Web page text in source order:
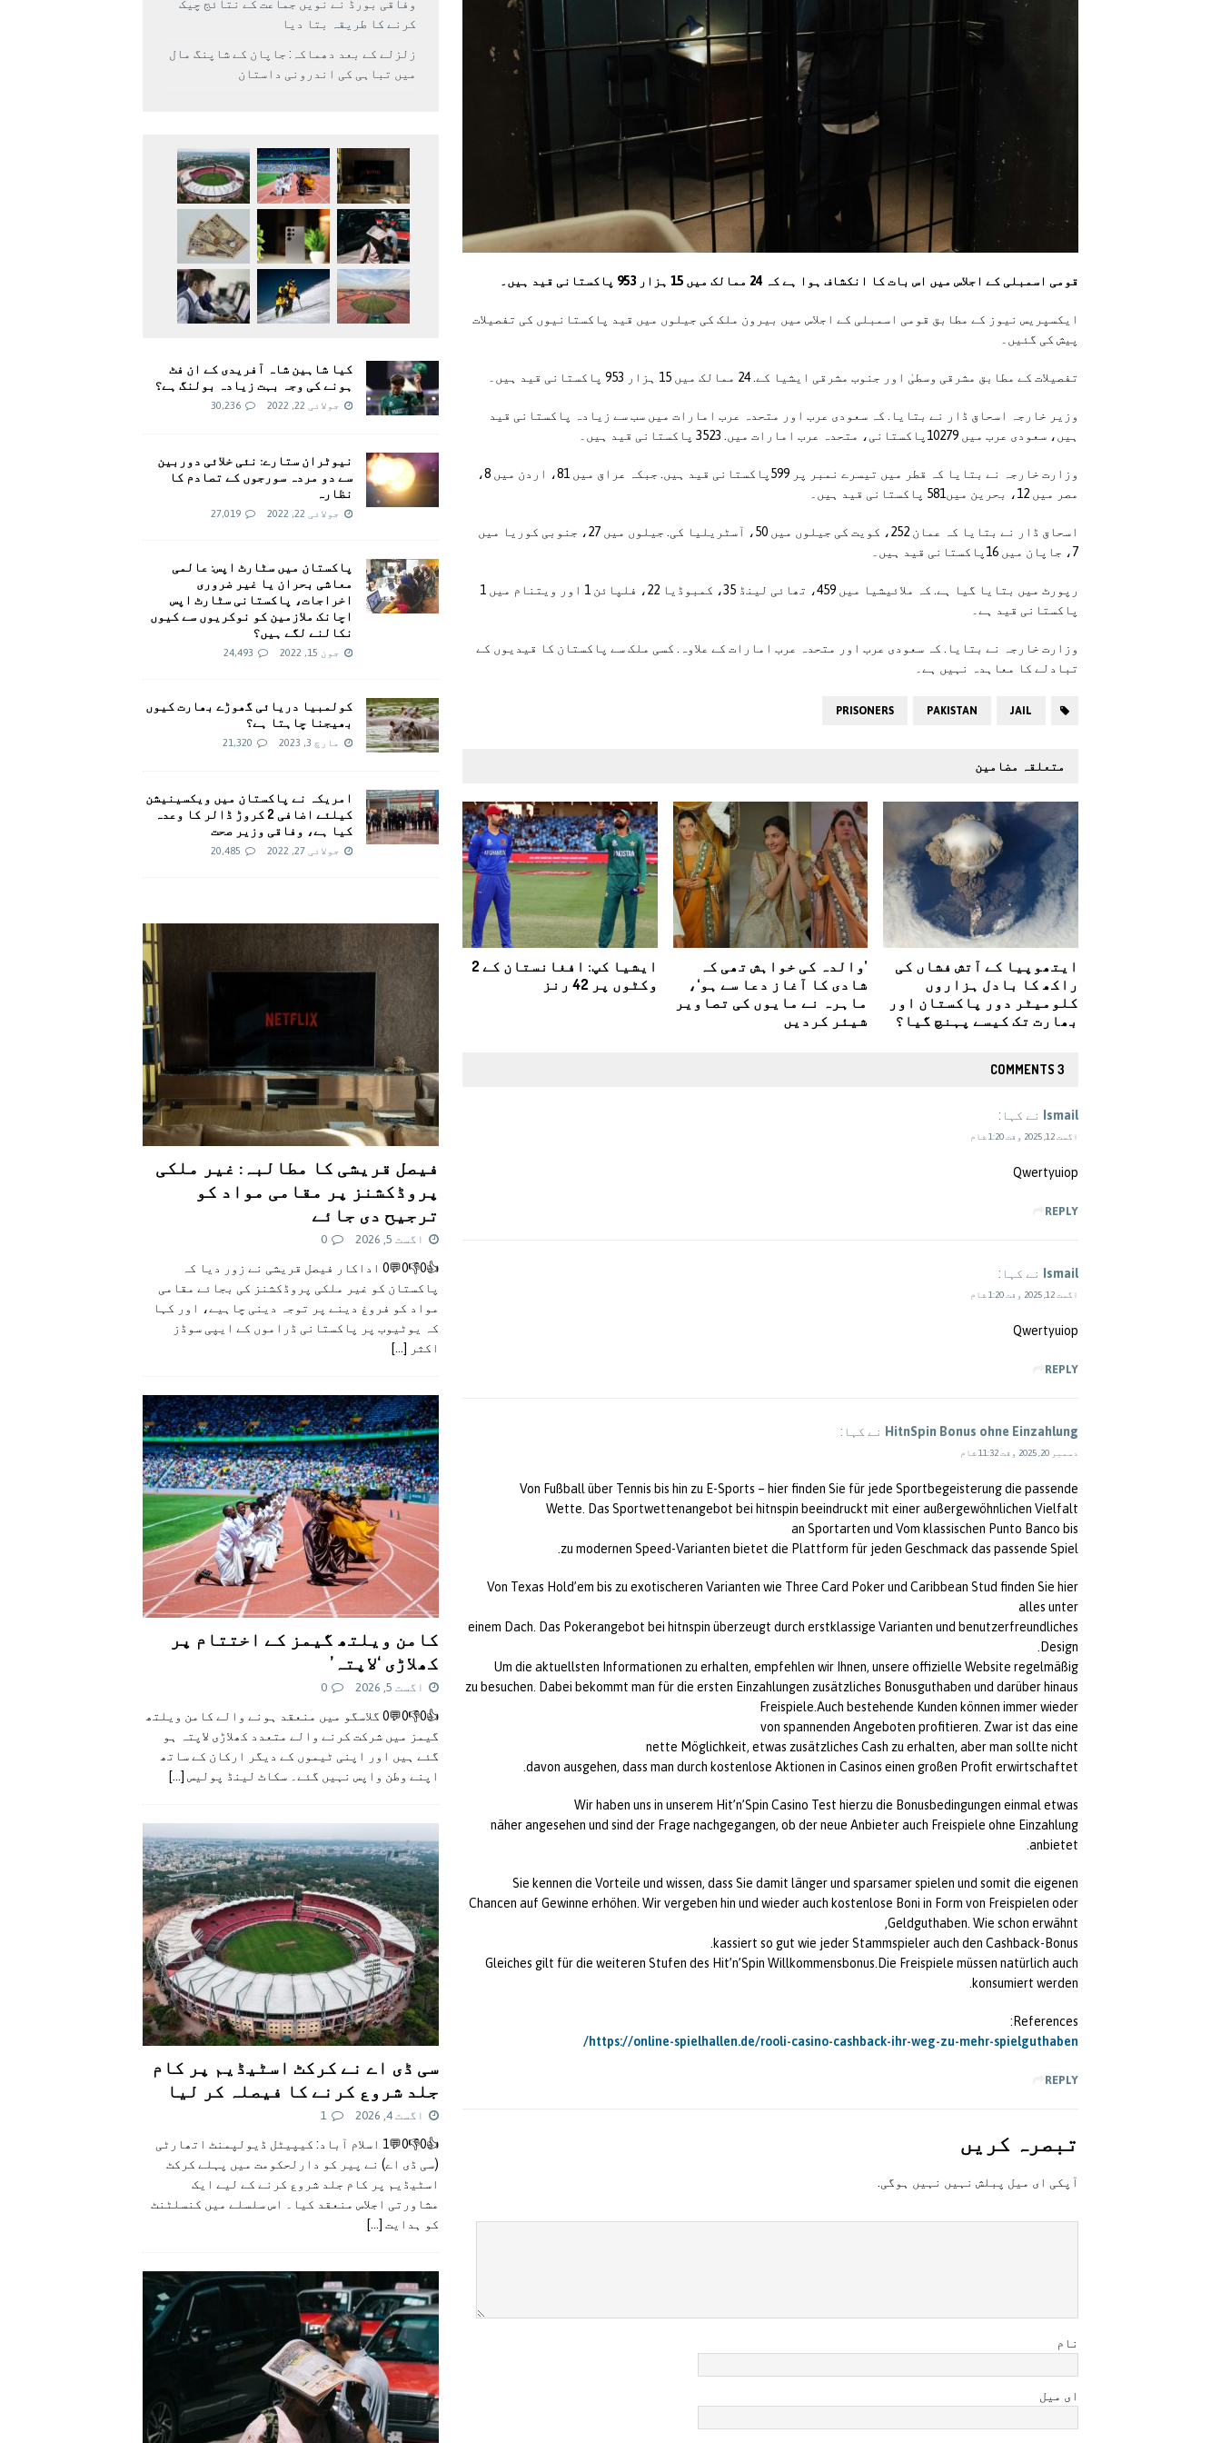
قومی اسمبلی کے اجلاس میں اس بات کا انکشاف ہوا ہے کہ 24 ممالک میں 15 ہزار 953 پاکستانی قید ہیں۔
ایکسپریس نیوز کے مطابق قومی اسمبلی کے اجلاس میں بیرون ملک کی جیلوں میں قید پاکستانیوں کی تفصیلات
پیش کی گئیں۔
تفصیلات کے مطابق مشرقی وسطیٰ اور جنوب مشرقی ایشیا کے. 24 ممالک میں 15 ہزار 953 پاکستانی قید ہیں۔
وزیر خارجہ اسحاق ڈار نے بتایا. کہ سعودی عرب اور متحدہ عرب امارات میں سب سے زیادہ پاکستانی قید
ہیں، سعودی عرب میں 10279پاکستانی، متحدہ عرب امارات میں. 3523 پاکستانی قید ہیں۔
وزارت خارجہ نے بتایا کہ قطر میں تیسرے نمبر پر 599پاکستانی قید ہیں. جبکہ عراق میں 81، اردن میں 8،
مصر میں 12، بحرین میں581 پاکستانی قید ہیں۔
اسحاق ڈار نے بتایا کہ عمان 252، کویت کی جیلوں میں 50، آسٹریلیا کی. جیلوں میں 27، جنوبی کوریا میں
7، جاپان میں 16پاکستانی قید ہیں۔
رپورٹ میں بتایا گیا ہے. کہ ملائیشیا میں 459، تھائی لینڈ 35، کمبوڈیا 22، فلپائن 1 اور ویتنام میں 1
پاکستانی قید ہے۔
وزارت خارجہ نے بتایا. کہ سعودی عرب اور متحدہ عرب امارات کے علاوہ. کسی ملک سے پاکستان کا قیدیوں کے
تبادلے کا معاہدہ نہیں ہے۔
JAIL
PAKISTAN
PRISONERS
متعلقہ مضامین
ایتھوپیا کے آتش فشاں کی
راکھ کا بادل ہزاروں
کلومیٹر دور پاکستان اور
بھارت تک کیسے پہنچ گیا؟
’والدہ کی خواہش تھی کہ
شادی کا آغاز دعا سے ہو‘،
ماہرہ نے مایوں کی تصاویر
شیئر کردیں
ایشیا کپ: افغانستان کے 2
وکٹوں پر 42 رنز
3 COMMENTS
Ismail نے کہا:
اگست 12, 2025 وقت 1:20 شام
Qwertyuiop
REPLY
Ismail نے کہا:
اگست 12, 2025 وقت 1:20 شام
Qwertyuiop
REPLY
HitnSpin Bonus ohne Einzahlung نے کہا:
دسمبر 20, 2025 وقت 11:32 شام
Von Fußball über Tennis bis hin zu E-Sports – hier finden Sie für jede Sportbegeisterung die passende
Wette. Das Sportwettenangebot bei hitnspin beeindruckt mit einer außergewöhnlichen Vielfalt
an Sportarten und Vom klassischen Punto Banco bis
zu modernen Speed-Varianten bietet die Plattform für jeden Geschmack das passende Spiel.
Von Texas Hold’em bis zu exotischeren Varianten wie Three Card Poker und Caribbean Stud finden Sie hier
alles unter
einem Dach. Das Pokerangebot bei hitnspin überzeugt durch erstklassige Varianten und benutzerfreundliches
Design.
Um die aktuellsten Informationen zu erhalten, empfehlen wir Ihnen, unsere offizielle Website regelmäßig
zu besuchen. Dabei bekommt man für die ersten Einzahlungen zusätzliches Bonusguthaben und darüber hinaus
Freispiele.Auch bestehende Kunden können immer wieder
von spannenden Angeboten profitieren. Zwar ist das eine
nette Möglichkeit, etwas zusätzliches Cash zu erhalten, aber man sollte nicht
davon ausgehen, dass man durch kostenlose Aktionen in Casinos einen großen Profit erwirtschaftet.
Wir haben uns in unserem Hit’n’Spin Casino Test hierzu die Bonusbedingungen einmal etwas
näher angesehen und sind der Frage nachgegangen, ob der neue Anbieter auch Freispiele ohne Einzahlung
anbietet.
Sie kennen die Vorteile und wissen, dass Sie damit länger und sparsamer spielen und somit die eigenen
Chancen auf Gewinne erhöhen. Wir vergeben hin und wieder auch kostenlose Boni in Form von Freispielen oder
Geldguthaben. Wie schon erwähnt,
kassiert so gut wie jeder Stammspieler auch den Cashback-Bonus.
Gleiches gilt für die weiteren Stufen des Hit’n’Spin Willkommensbonus.Die Freispiele müssen natürlich auch
konsumiert werden.
References:
https://online-spielhallen.de/rooli-casino-cashback-ihr-weg-zu-mehr-spielguthaben/
REPLY
تبصرہ کريں
آپکی ای ميل پبلش نہيں نہيں ہوگی.
نام
ای میل
وفاقی بورڈ نے نویں جماعت کے نتائج چیک
کرنے کا طریقہ بتا دیا
زلزلے کے بعد دھماکہ: جاپان کے شاپنگ مال
میں تباہی کی اندرونی داستان
کیا شاہین شاہ آفریدی کے ان فٹ
ہونے کی وجہ بہت زیادہ بولنگ ہے؟
جولائی 22, 2022 30,236
نیوٹران ستارے: نئی خلائی دوربین
سے دو مردہ سورجوں کے تصادم کا
نظارہ
جولائی 22, 2022 27,019
پاکستان میں سٹارٹ اپس: عالمی
معاشی بحران یا غیر ضروری
اخراجات، پاکستانی سٹارٹ اپس
اچانک ملازمین کو نوکریوں سے کیوں
نکالنے لگے ہیں؟
جون 15, 2022 24,493
کولمبیا دریائی گھوڑے بھارت کیوں
بھیجنا چاہتا ہے؟
مارچ 3, 2023 21,320
امريکہ نے پاکستان میں ویکسینیشن
کیلئے اضافی 2 کروڑ ڈالر کا وعدہ
کیا ہے، وفاقی وزیر صحت
جولائی 27, 2022 20,485
فیصل قریشی کا مطالبہ: غیر ملکی
پروڈکشنز پر مقامی مواد کو
ترجیح دی جائے
اگست 5, 2026 0
👍0👎0💬0 اداکار فیصل قریشی نے زور دیا کہ
پاکستان کو غیر ملکی پروڈکشنز کی بجائے مقامی
مواد کو فروغ دینے پر توجہ دینی چاہیے، اور کہا
کہ یوٹیوب پر پاکستانی ڈراموں کے ایپی سوڈز
اکثر
[...]
کامن ویلتھ گیمز کے اختتام پر
کھلاڑی ‘لاپتہ’
اگست 5, 2026 0
👍0👎0💬0 گلاسگو میں منعقد ہونے والے کامن ویلتھ
گیمز میں شرکت کرنے والے متعدد کھلاڑی لاپتہ ہو
گئے ہیں اور اپنی ٹیموں کے دیگر ارکان کے ساتھ
اپنے وطن واپس نہیں گئے۔ سکاٹ لینڈ پولیس [...]
سی ڈی اے نے کرکٹ اسٹیڈیم پر کام
جلد شروع کرنے کا فیصلہ کر لیا
اگست 4, 2026 1
👍0👎0💬1 اسلام آباد: کیپیٹل ڈیولپمنٹ اتھارٹی
(سی ڈی اے) نے پیر کو دارلحکومت میں پہلے کرکٹ
اسٹیڈیم پر کام جلد شروع کرنے کے لیے ایک
مشاورتی اجلاس منعقد کیا۔ اس سلسلے میں کنسلٹنٹ
کو ہدایت [...]